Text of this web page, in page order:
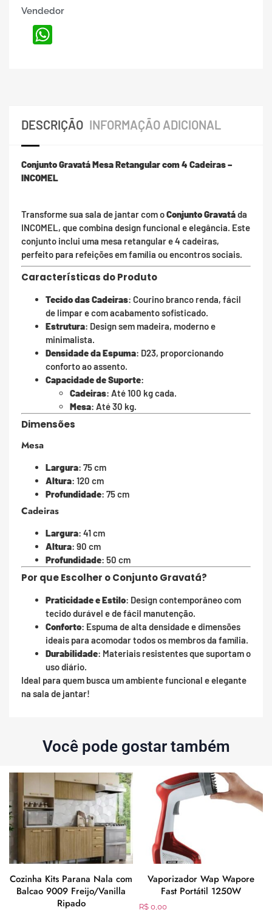
Vendedor
DESCRIÇÃO INFORMAÇÃO ADICIONAL
Conjunto Gravatá Mesa Retangular com 4 Cadeiras –
INCOMEL
Transforme sua sala de jantar com oConjunto Gravatáda
INCOMEL, que combina design funcional e elegância. Este
conjunto inclui uma mesa retangular e 4 cadeiras,
perfeito para refeições em família ou encontros sociais.
Características do Produto
Tecido das Cadeiras: Courino branco renda, fácil
de limpar e com acabamento sofisticado.
Estrutura: Design sem madeira, moderno e
minimalista.
Densidade da Espuma: D23, proporcionando
conforto ao assento.
Capacidade de Suporte:
Cadeiras: Até 100 kg cada.
Mesa: Até 30 kg.
Dimensões
Mesa
Largura: 75 cm
Altura: 120 cm
Profundidade: 75 cm
Cadeiras
Largura: 41 cm
Altura: 90 cm
Profundidade: 50 cm
Por que Escolher o Conjunto Gravatá?
Praticidade e Estilo: Design contemporâneo com
tecido durável e de fácil manutenção.
Conforto: Espuma de alta densidade e dimensões
ideais para acomodar todos os membros da família.
Durabilidade: Materiais resistentes que suportam o
uso diário.
Ideal para quem busca um ambiente funcional e elegante
na sala de jantar!
Você pode gostar também
Cozinha Kits Parana Nala com
Balcao 9009 Freijo/Vanilla
Ripado
Vaporizador Wap Wapore
Fast Portátil 1250W
R$ 0,00